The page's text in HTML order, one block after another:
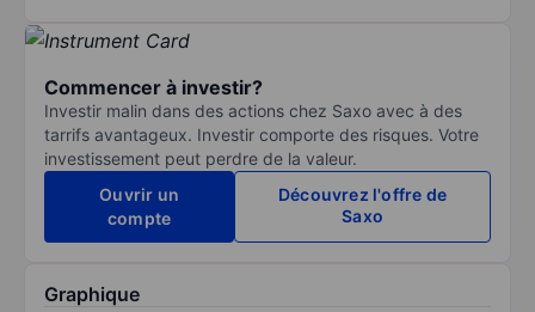
Commencer à investir?
Investir malin dans des actions chez Saxo avec à des
tarrifs avantageux. Investir comporte des risques. Votre
investissement peut perdre de la valeur.
Ouvrir un
compte
Découvrez l'offre de
Saxo
Graphique